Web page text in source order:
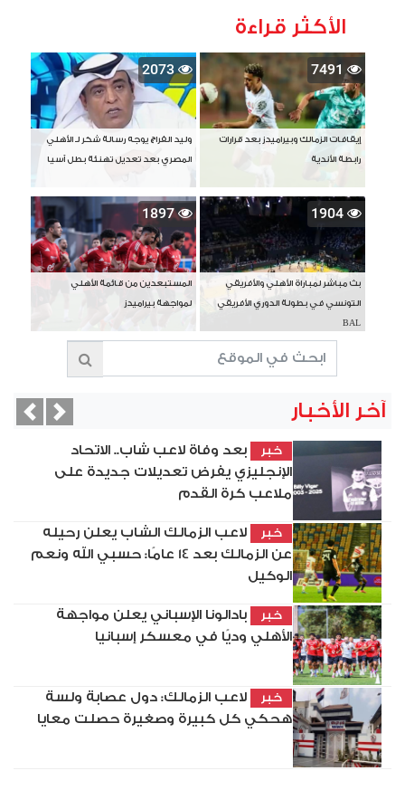
الأكثر قراءة
7491
إيقافات الزمالك وبيراميدز بعد قرارات
رابطة الأندية
2073
وليد الفراج يوجه رسالة شكر لـ الأهلي
المصري بعد تعديل تهنئة بطل آسيا
1904
بث مباشر لمباراة الأهلي والأفريقي
التونسي في بطولة الدوري الأفريقي
BAL
1897
المستبعدين من قائمة الأهلي
لمواجهة بيراميدز
آخر الأخبار
خبر
بعد وفاة لاعب شاب.. الاتحاد
الإنجليزي يفرض تعديلات جديدة على
ملاعب كرة القدم
خبر
لاعب الزمالك الشاب يعلن رحيله
عن الزمالك بعد 14 عامًا: حسبي الله ونعم
الوكيل
خبر
بادالونا الإسباني يعلن مواجهة
الأهلي وديًا في معسكر إسبانيا
خبر
لاعب الزمالك: دول عصابة ولسة
هحكي كل كبيرة وصغيرة حصلت معايا
Next